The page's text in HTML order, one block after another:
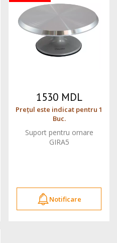
1530 MDL
Prețul este indicat pentru 1
Buc.
Suport pentru ornare
GIRA5
Notificare